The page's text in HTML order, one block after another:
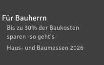
Für Bauherrn
Bis zu 30% der Baukosten
sparen -so geht's
Haus- und Baumessen 2026